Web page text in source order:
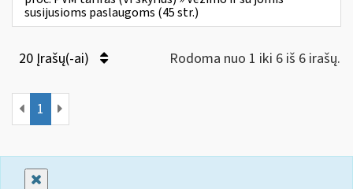
susijusioms paslaugoms (45 str.)
20 Įrašų(-ai) Rodoma nuo 1 iki 6 iš 6 irašų.
1